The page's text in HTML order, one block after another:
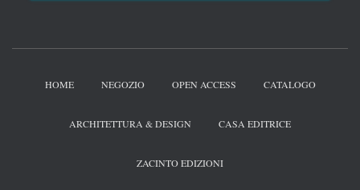
HOME NEGOZIO OPEN ACCESS CATALOGO
ARCHITETTURA & DESIGN CASA EDITRICE
ZACINTO EDIZIONI